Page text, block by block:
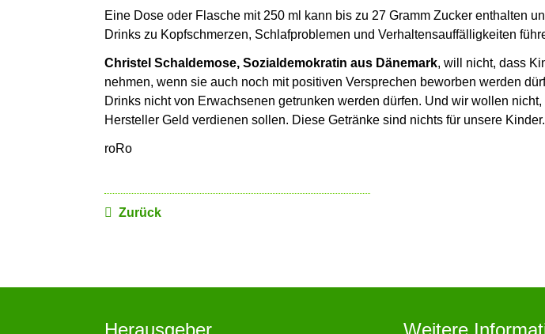
Eine Dose oder Flasche mit 250 ml kann bis zu 27 Gramm Zucker enthalten
Drinks zu Kopfschmerzen, Schlafproblemen und Verhaltensauffälligkeiten
Christel Schaldemose, Sozialdemokratin aus Dänemark, will nicht, dass
nehmen, wenn sie auch noch mit positiven Versprechen beworben werden
Drinks nicht von Erwachsenen getrunken werden dürfen. Und wir wollen
Hersteller Geld verdienen sollen. Diese Getränke sind nichts für unsere
roRo
Zurück
Herausgeber Weitere